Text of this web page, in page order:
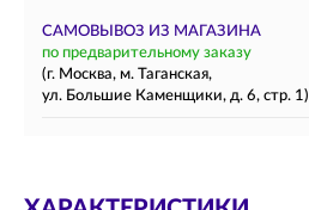
САМОВЫВОЗ ИЗ МАГАЗИНА
по предварительному заказу
(г. Москва, м. Таганская,
ул. Большие Каменщики, д. 6, стр. 1)